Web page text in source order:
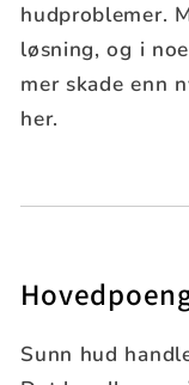
hudproblemer.
løsning, og i
mer skade enn
her.
Sunn hud